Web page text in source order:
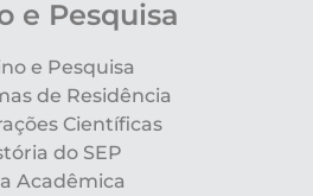
e Pesquisa
e Pesquisa
de Residência
Científicas
do SEP
Acadêmica